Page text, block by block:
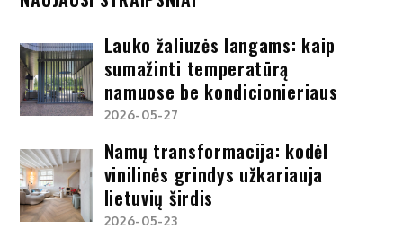
Lauko žaliuzės langams: kaip
sumažinti temperatūrą
namuose be kondicionieriaus
2026-05-27
Namų transformacija: kodėl
vinilinės grindys užkariauja
lietuvių širdis
2026-05-23